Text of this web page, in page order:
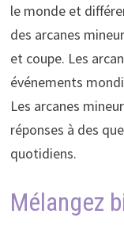
le monde et
des arcanes
et coupe. Les
événements
Les arcanes
réponses à des
quotidiens.
Mélangez